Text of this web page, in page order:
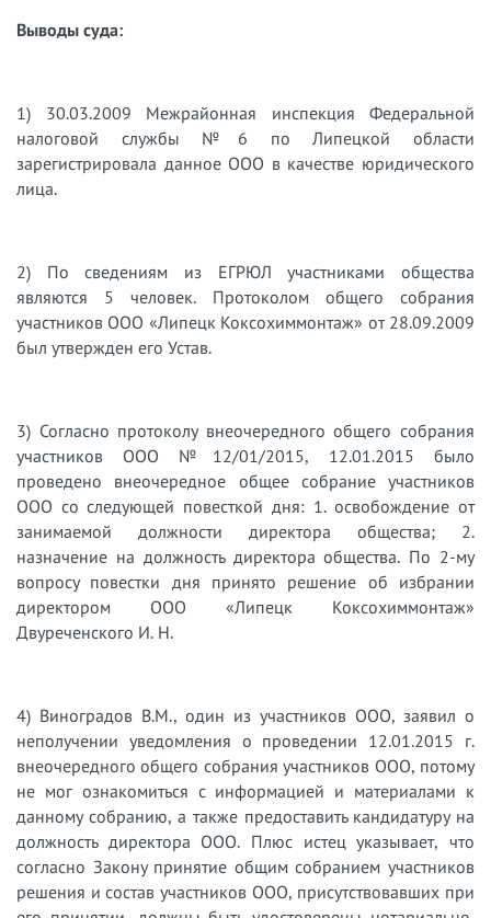
Выводы суда:
1) 30.03.2009 Межрайонная инспекция Федеральной
налоговой службы №6 по Липецкой области
зарегистрировала данное ООО в качестве юридического
лица.
2) По сведениям из ЕГРЮЛ участниками общества
являются 5 человек. Протоколом общего собрания
участников ООО «Липецк Коксохиммонтаж» от 28.09.2009
был утвержден его Устав.
3) Согласно протоколу внеочередного общего собрания
участников ООО №12/01/2015, 12.01.2015 было
проведено внеочередное общее собрание участников
ООО со следующей повесткой дня: 1. освобождение от
занимаемой должности директора общества; 2.
назначение на должность директора общества. По 2-му
вопросу повестки дня принято решение об избрании
директором ООО «Липецк Коксохиммонтаж»
Двуреченского И. Н.
4) Виноградов В.М., один из участников ООО, заявил о
неполучении уведомления о проведении 12.01.2015 г.
внеочередного общего собрания участников ООО, потому
не мог ознакомиться с информацией и материалами к
данному собранию, а также предоставить кандидатуру на
должность директора ООО. Плюс истец указывает, что
согласно Закону принятие общим собранием участников
решения и состав участников ООО, присутствовавших при